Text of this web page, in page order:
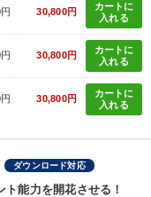
30,800円
カートに
入れる
30,800円
カートに
入れる
30,800円
カートに
入れる
ダウンロード対応
能力を開花させる！